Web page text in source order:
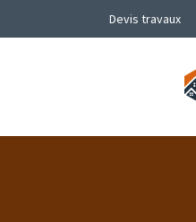
Devis travaux